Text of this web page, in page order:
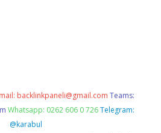
backlinkpaneli@gmail.com Teams:
Whatsapp: 0262 606 0 726 Telegram:
@karabul